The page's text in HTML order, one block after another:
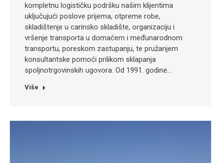
kompletnu logističku podršku našim klijentima
uključujući poslove prijema, otpreme robe,
skladištenje u carinsko skladište, organizaciju i
vršenje transporta u domaćem i međunarodnom
transportu, poreskom zastupanju, te pružanjem
konsultantske pomoći prilikom sklapanja
spoljnotrgovinskih ugovora. Od 1991. godine…
Više